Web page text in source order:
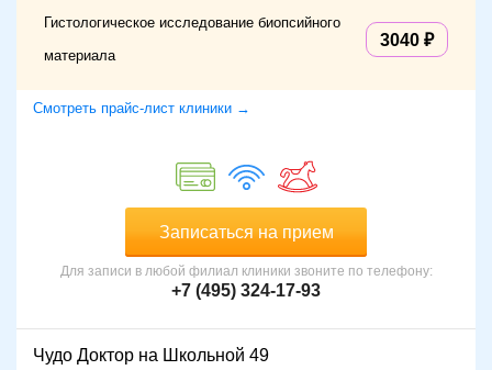
Гистологическое исследование биопсийного
материала
3040
Смотреть прайс-лист клиники →
Записаться на прием
Для записи в любой филиал клиники звоните по телефону:
+7 (495) 324-17-93
Чудо Доктор на Школьной 49